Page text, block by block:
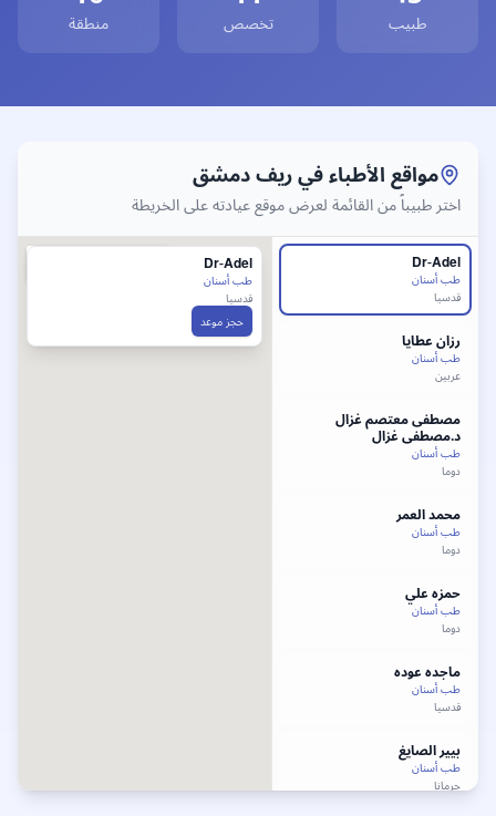
طب عامفي ، أفضل دكتور ريف دمشق طبيب تخصص منطقة
مواقع الأطباء فيريف دمشق
اختر طبيباً من القائمة لعرض موقع عيادته على الخريطة
Dr-Adel
طب أسنان
قدسيا
رزانعطايا
طب أسنان
عربين
مصطفى معتصم غزال
د.مصطفى غزال
طب أسنان
دوما
محمدالعمر
طب أسنان
دوما
حمزه علي
طب أسنان
دوما
ماجده عوده
طب أسنان
قدسيا
بيير الصايغ
طب أسنان
جرمانا
Dr-Adel
طب أسنان
قدسيا
حجز موعد